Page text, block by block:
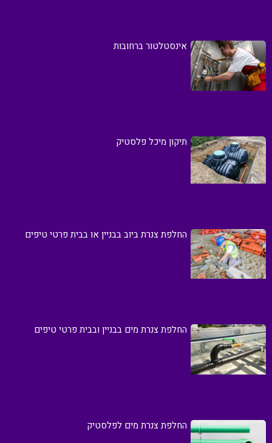
אינסטלטור ברחובות
תיקון מיכל פלסטיק
החלפת צנרת ביוב בבניין או בבית פרטי טיפים
החלפת צנרת מים בבניין ובבית פרטי טיפים
החלפת צנרת מים לפלסטיק